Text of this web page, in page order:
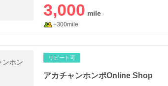
3,000
+300mile
リピート可
アカチャンホンポOnline Shop